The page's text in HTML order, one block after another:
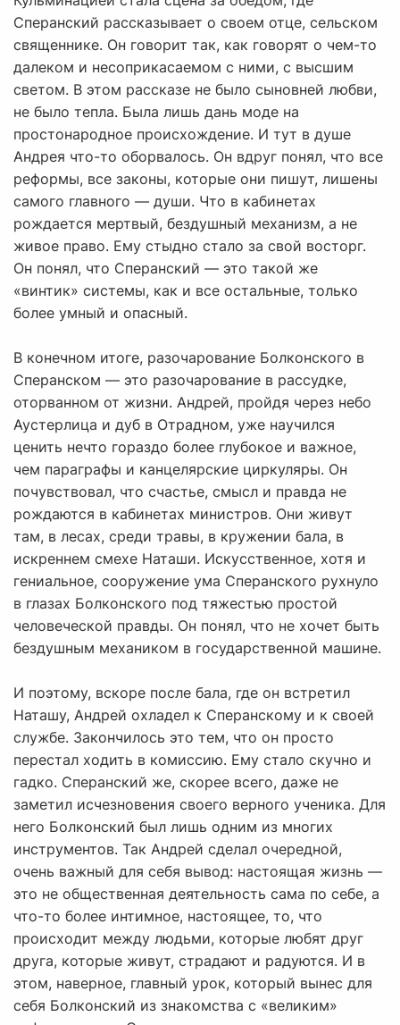
Сперанский рассказывает о своем отце, сельском
священнике. Он говорит так, как говорят о чем-то
далеком и несоприкасаемом с ними, с высшим
светом. В этом рассказе не было сыновней любви,
не было тепла. Была лишь дань моде на
простонародное происхождение. И тут в душе
Андрея что-то оборвалось. Он вдруг понял, что все
реформы, все законы, которые они пишут, лишены
самого главного — души. Что в кабинетах
рождается мертвый, бездушный механизм, а не
живое право. Ему стыдно стало за свой восторг.
Он понял, что Сперанский — это такой же
«винтик» системы, как и все остальные, только
более умный и опасный.
В конечном итоге, разочарование Болконского в
Сперанском — это разочарование в рассудке,
оторванном от жизни. Андрей, пройдя через небо
Аустерлица и дуб в Отрадном, уже научился
ценить нечто гораздо более глубокое и важное,
чем параграфы и канцелярские циркуляры. Он
почувствовал, что счастье, смысл и правда не
рождаются в кабинетах министров. Они живут
там, в лесах, среди травы, в кружении бала, в
искреннем смехе Наташи. Искусственное, хотя и
гениальное, сооружение ума Сперанского рухнуло
в глазах Болконского под тяжестью простой
человеческой правды. Он понял, что не хочет быть
бездушным механиком в государственной машине.
И поэтому, вскоре после бала, где он встретил
Наташу, Андрей охладел к Сперанскому и к своей
службе. Закончилось это тем, что он просто
перестал ходить в комиссию. Ему стало скучно и
гадко. Сперанский же, скорее всего, даже не
заметил исчезновения своего верного ученика. Для
него Болконский был лишь одним из многих
инструментов. Так Андрей сделал очередной,
очень важный для себя вывод: настоящая жизнь —
это не общественная деятельность сама по себе, а
что-то более интимное, настоящее, то, что
происходит между людьми, которые любят друг
друга, которые живут, страдают и радуются. И в
этом, наверное, главный урок, который вынес для
себя Болконский из знакомства с «великим»